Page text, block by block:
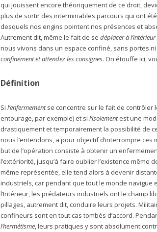
qui jouissent encore théoriquement de ce droit,
plus de sortir des interminables parcours qui ont
desquels nos engins pointent nos présences et
Autrement dit, même le fait de se déplacer à
nous vivons dans un espace confiné, sans portes
confinement et attendez les consignes. On étouffe ici,
Définition
Si l’enfermementse concentre sur le fait de contrôler
entourage, par exemple) et si l’isolementest une
drastiquement et temporairement la possibilité de
nous l’entendons, a pour objectif d’interrompre ces
but de l’opération consiste à obtenir un
l’extériorité, jusqu’à faire oublier l’existence même
même représentée, elle tend alors à devenir
industriels, car pendant que tout le monde
l’Intérieur, les prédateurs industriels ont le champ
pillages, autrement dit, conduire leurs projets.
confineurs sont en tout cas tombés d’accord.
l’hermétisme, leurs pratiques y sont absolument